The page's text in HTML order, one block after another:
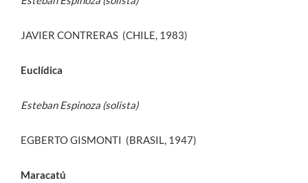
JAVIER CONTRERAS (CHILE, 1983)
Euclídica
Esteban Espinoza (solista)
EGBERTO GISMONTI (BRASIL, 1947)
Maracatú